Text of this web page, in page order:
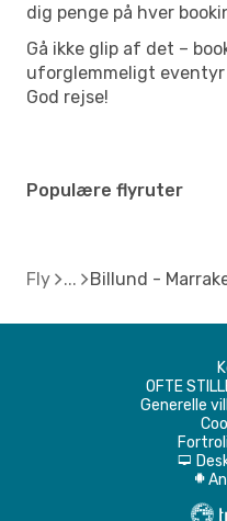
dig penge på hver
Gå ikke glip af det –
uforglemmeligt eventyr
God rejse!
Populære flyruter
Fly Billund -
OFTE
Generelle
d
A